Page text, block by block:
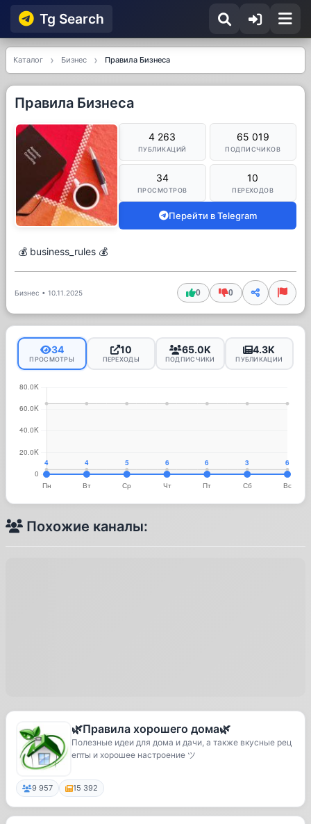
Tg Searсh
Каталог Бизнес Правила Бизнеса
Правила Бизнеса
4 263
ПУБЛИКАЦИЙ
65 019
ПОДПИСЧИКОВ
34
ПРОСМОТРОВ
10
ПЕРЕХОДОВ
Перейти в Telegram
💰 business_rules 💰
Бизнес • 10.11.2025 0 0
34
ПРОСМОТРЫ
10
ПЕРЕХОДЫ
65.0K
ПОДПИСЧИКИ
4.3K
ПУБЛИКАЦИИ
Похожие каналы:
🌿Правила хорошего дома🌿
Полезные идеи для дома и дачи, а также вкусные рец
епты и хорошее настроение ツ
9 957 15 392